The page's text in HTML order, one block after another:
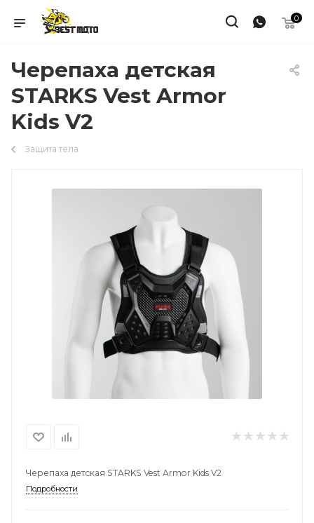
0
Черепаха детская
STARKS Vest Armor
Kids V2
Защита тела
Черепаха детская STARKS Vest Armor Kids V2
Подробности